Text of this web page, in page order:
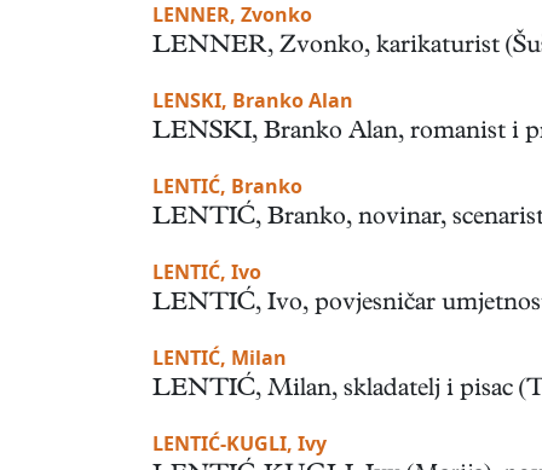
LENNER, Zvonko
LENNER, Zvonko, karikaturist
LENSKI, Branko Alan
LENSKI, Branko Alan, romanist i
LENTIĆ, Branko
LENTIĆ, Branko, novinar,
LENTIĆ, Ivo
LENTIĆ, Ivo, povjesničar
LENTIĆ, Milan
LENTIĆ, Milan, skladatelj i pisac
LENTIĆ-KUGLI, Ivy